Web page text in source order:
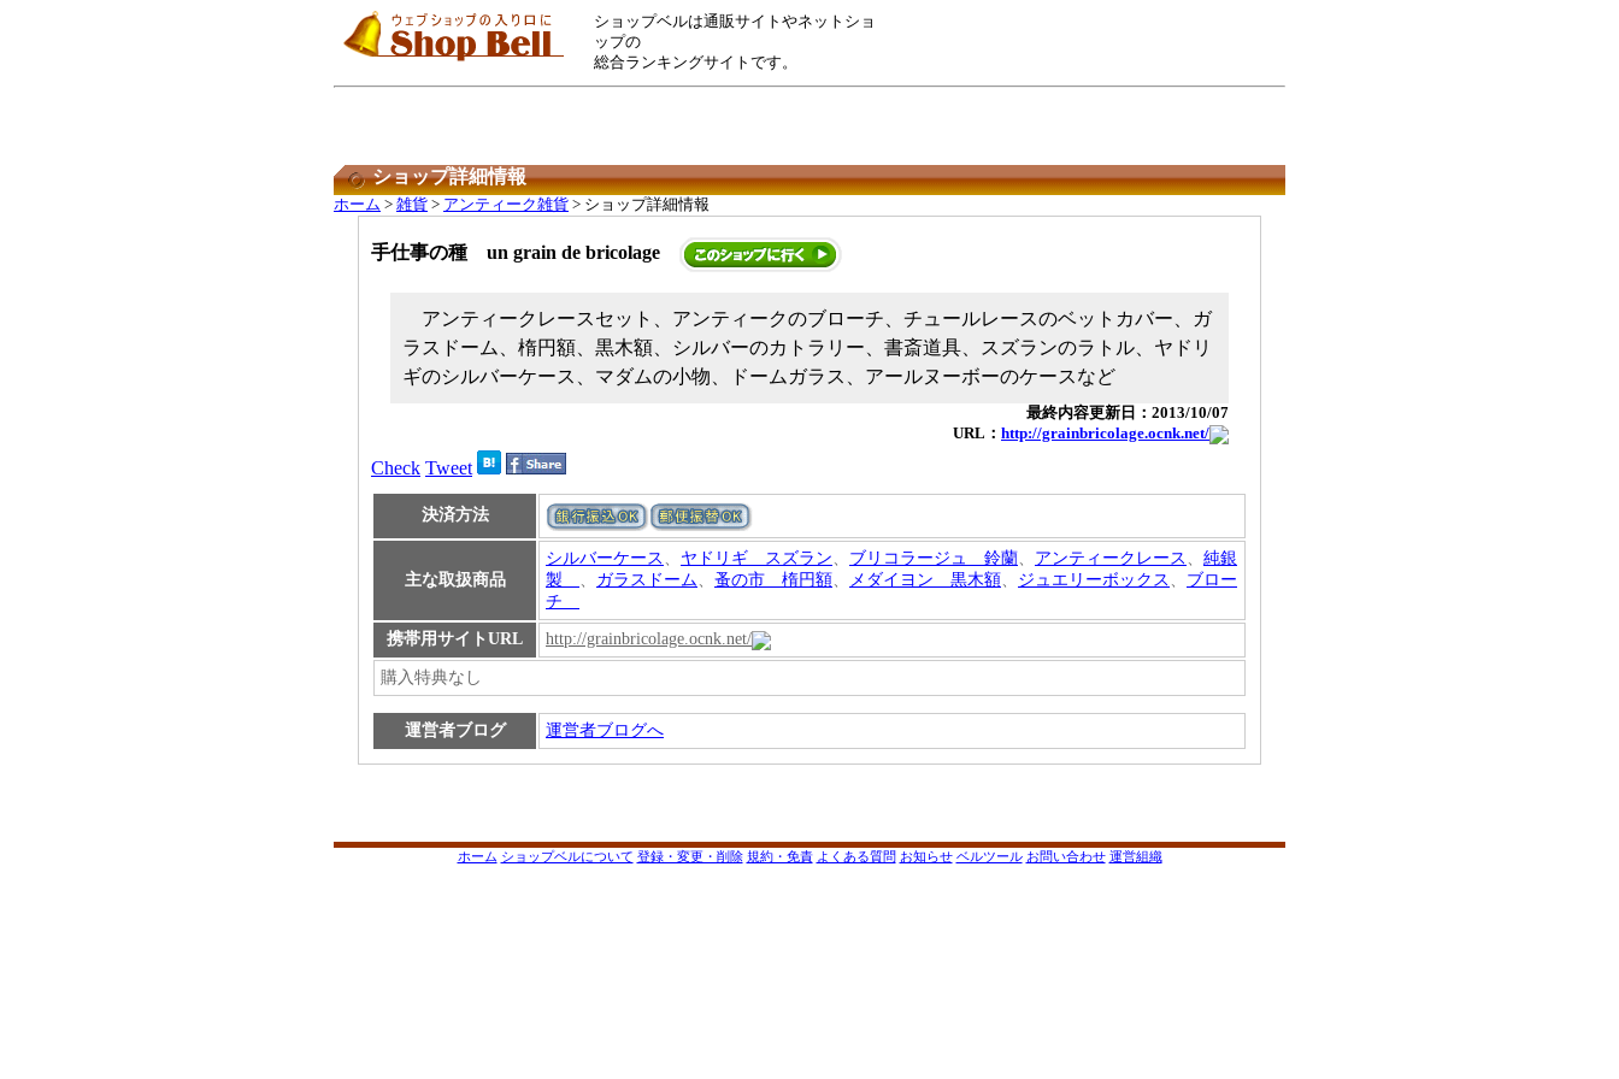
ショップベルは通販サイトやネットショ
ップの
総合ランキングサイトです。
ショップ詳細情報
ホーム > 雑貨 > アンティーク雑貨 > ショップ詳細情報
手仕事の種 un grain de bricolage
アンティークレースセット、アンティークのブローチ、チュールレースのベットカバー、ガ
ラスドーム、楕円額、黒木額、シルバーのカトラリー、書斎道具、スズランのラトル、ヤドリ
ギのシルバーケース、マダムの小物、ドームガラス、アールヌーボーのケースなど
最終内容更新日：2013/10/07
URL： http://grainbricolage.ocnk.net/
Check Tweet
決済方法
主な取扱商品
シルバーケース 、 ヤドリギ スズラン、 ブリコラージュ 鈴蘭、 アンティークレース 、 純銀
製 、 ガラスドーム、 蚤の市 楕円額、 メダイヨン 黒木額、 ジュエリーボックス 、 ブロー
チ
携帯用サイトURL http://grainbricolage.ocnk.net/
購入特典なし
運営者ブログ 運営者ブログへ
ホーム ショップベルについて 登録・変更・削除 規約・免責 よくある質問 お知らせ ベルツール お問い合わせ 運営組織